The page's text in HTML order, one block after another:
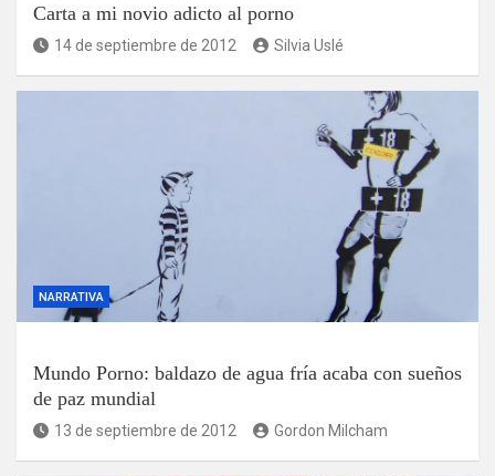
Carta a mi novio adicto al porno
14 de septiembre de 2012 Silvia Uslé
NARRATIVA
Mundo Porno: baldazo de agua fría acaba con sueños
de paz mundial
13 de septiembre de 2012 Gordon Milcham